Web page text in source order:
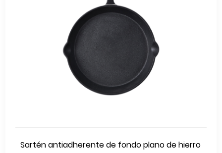
Sartén antiadherente de fondo plano de hierro